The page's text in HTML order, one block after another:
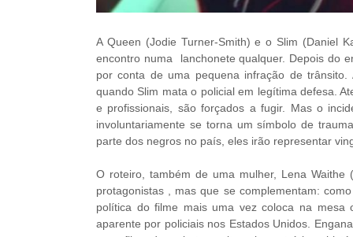
A Queen (Jodie Turner-Smith) e o Slim (Daniel
encontro numa lanchonete qualquer. Depois do
por conta de uma pequena infração de
quando Slim mata o policial em legítima defesa.
e profissionais, são forçados a fugir. Mas o
involuntariamente se torna um símbolo de
parte dos negros no país, eles irão representar
O roteiro, também de uma mulher, Lena Waithe
protagonistas , mas que se complementam:
política do filme mais uma vez coloca na
aparente por policiais nos Estados Unidos.